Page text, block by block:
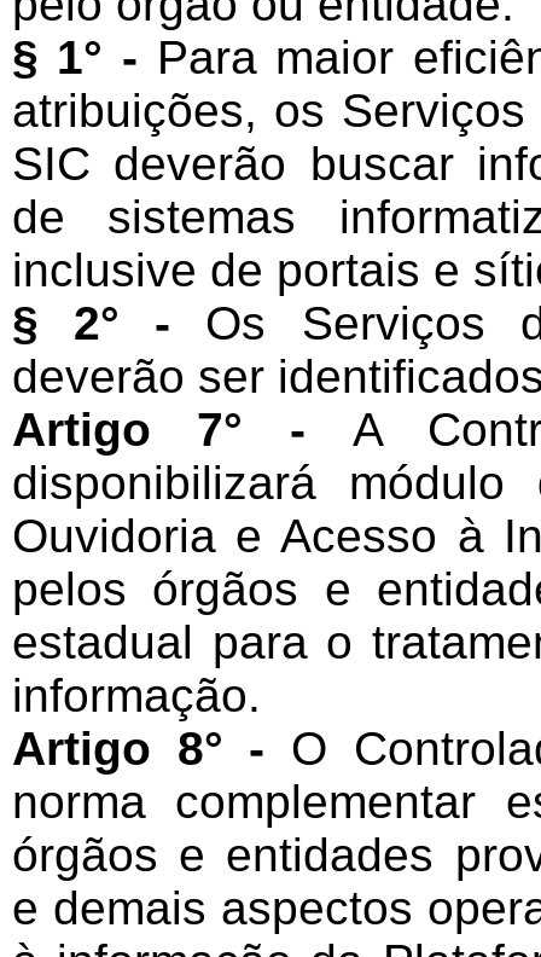
§ 1° - Para maior
atribuições, os
SIC deverão buscar
de sistemas
inclusive de portais e
§ 2° - Os Serviços
deverão ser
Artigo 7° - A
disponibilizará
Ouvidoria e Acesso à
pelos órgãos e
estadual para o
informação.
Artigo 8° - O
norma complementar
órgãos e entidades
e demais aspectos